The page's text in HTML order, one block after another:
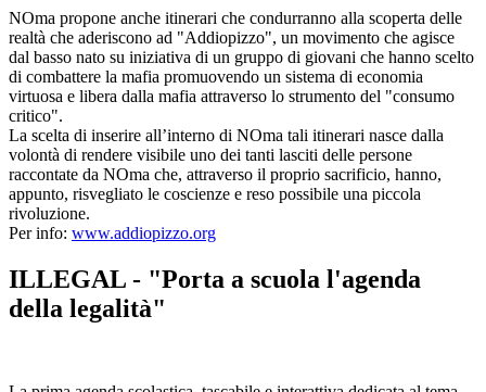
NOma propone anche itinerari che condurranno alla scoperta delle
realtà che aderiscono ad "Addiopizzo", un movimento che agisce
dal basso nato su iniziativa di un gruppo di giovani che hanno scelto
di combattere la mafia promuovendo un sistema di economia
virtuosa e libera dalla mafia attraverso lo strumento del "consumo
critico".
La scelta di inserire all’interno di NOma tali itinerari nasce dalla
volontà di rendere visibile uno dei tanti lasciti delle persone
raccontate da NOma che, attraverso il proprio sacrificio, hanno,
appunto, risvegliato le coscienze e reso possibile una piccola
rivoluzione.
Per info: www.addiopizzo.org
ILLEGAL - "Porta a scuola l'agenda
della legalità"